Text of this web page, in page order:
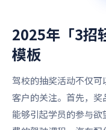
2025年「3招
模板
驾校的抽奖活动不仅
客户的关注。首先，
能够引起学员的参与